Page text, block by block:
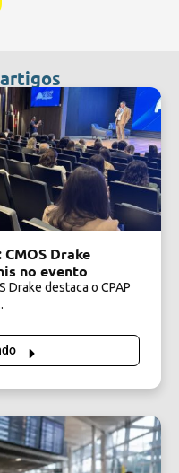
Drake
no evento
Drake destaca o CPAP